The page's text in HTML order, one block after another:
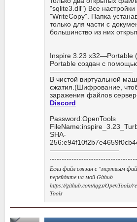
"sqlite3.dll") Все настройки
"WriteCopy". Папка
только для части с
большинство из них
Inspire 3.23 x32—Portable
Portable создан с
————————————
В чистой виртуальной
сжатия.(Шифрование,
заражения файлов
Discord
Password:OpenTools
SHA-
——————————
Если файл связан с "мертвым
перейдите на мой Github
https://github.com/tqgx/OpenTools/
Tools